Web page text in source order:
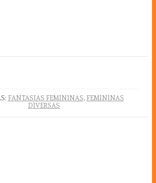
FANTASIAS FEMININAS, FEMININAS
DIVERSAS